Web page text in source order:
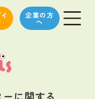
企業の方
へ
に関する